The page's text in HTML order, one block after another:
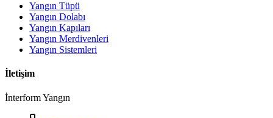
Yangın Tüpü
Yangın Dolabı
Yangın Kapıları
Yangın Merdivenleri
Yangın Sistemleri
İletişim
İnterform Yangın